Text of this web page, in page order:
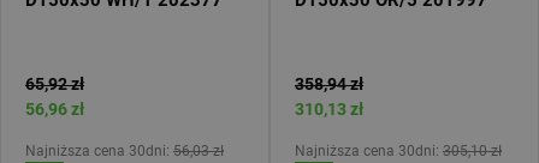
65,92 zł
56,96 zł
Najniższa cena 30dni: 56,03 zł
358,94 zł
310,13 zł
Najniższa cena 30dni: 305,10 zł